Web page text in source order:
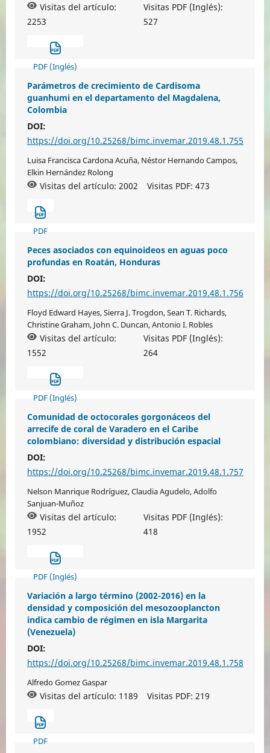
Visitas del artículo:
2253
Visitas PDF (Inglés):
527
PDF (Inglés)
Parámetros de crecimiento de Cardisoma
guanhumi en el departamento del Magdalena,
Colombia
DOI:
https://doi.org/10.25268/bimc.invemar.2019.48.1.755
Luisa Francisca Cardona Acuña, Néstor Hernando Campos,
Elkin Hernández Rolong
Visitas del artículo: 2002 Visitas PDF: 473
PDF
Peces asociados con equinoideos en aguas poco
profundas en Roatán, Honduras
DOI:
https://doi.org/10.25268/bimc.invemar.2019.48.1.756
Floyd Edward Hayes, Sierra J. Trogdon, Sean T. Richards,
Christine Graham, John C. Duncan, Antonio I. Robles
Visitas del artículo:
1552
Visitas PDF (Inglés):
264
PDF (Inglés)
Comunidad de octocorales gorgonáceos del
arrecife de coral de Varadero en el Caribe
colombiano: diversidad y distribución espacial
DOI:
https://doi.org/10.25268/bimc.invemar.2019.48.1.757
Nelson Manrique Rodríguez, Claudia Agudelo, Adolfo
Sanjuan-Muñoz
Visitas del artículo:
1952
Visitas PDF (Inglés):
418
PDF (Inglés)
Variación a largo término (2002-2016) en la
densidad y composición del mesozooplancton
indica cambio de régimen en isla Margarita
(Venezuela)
DOI:
https://doi.org/10.25268/bimc.invemar.2019.48.1.758
Alfredo Gomez Gaspar
Visitas del artículo: 1189 Visitas PDF: 219
PDF